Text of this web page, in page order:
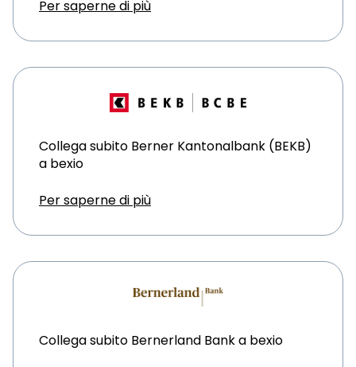
Per saperne di più
Collega subito Berner Kantonalbank (BEKB)
a bexio
Per saperne di più
Collega subito Bernerland Bank a bexio